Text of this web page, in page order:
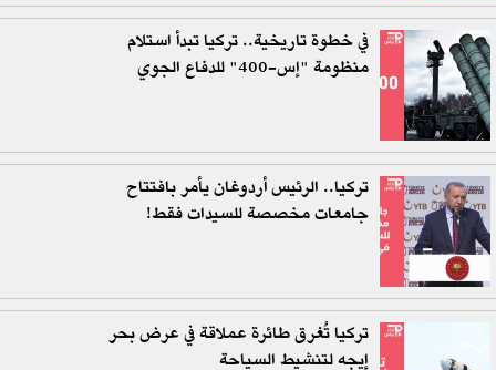
في خطوة تاريخية.. تركيا تبدأ استلام
منظومة "إس-400" للدفاع الجوي
تركيا.. الرئيس أردوغان يأمر بافتتاح
جامعات مخصصة للسيدات فقط!
تركيا تُغرق طائرة عملاقة في عرض بحر
إيجه لتنشيط السياحة